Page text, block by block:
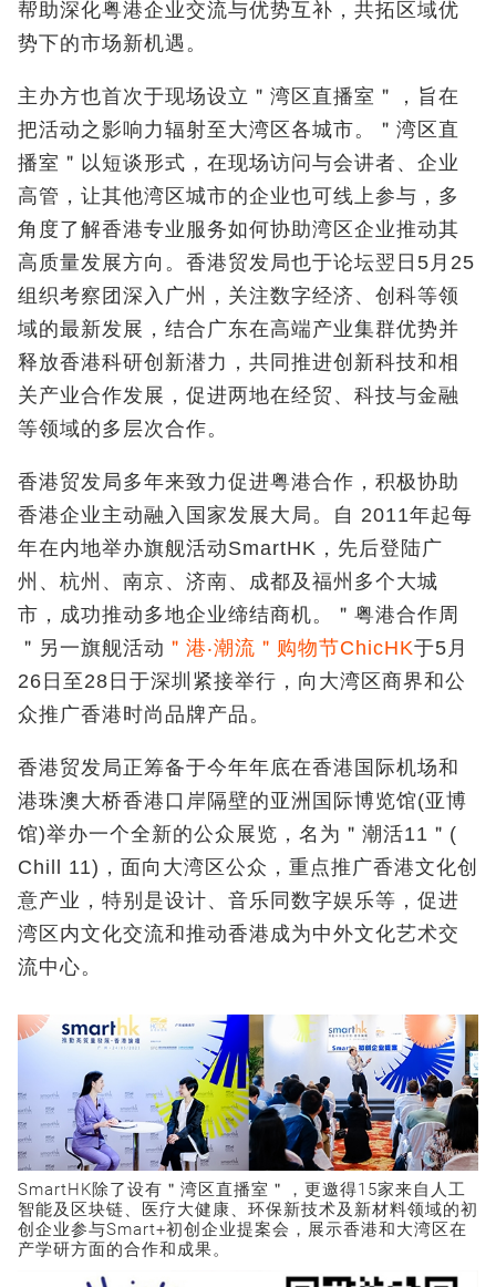
帮助深化粤港企业交流与优势互补，共拓区域优
势下的市场新机遇。
主办方也首次于现场设立＂湾区直播室＂，旨在
把活动之影响力辐射至大湾区各城市。＂湾区直
播室＂以短谈形式，在现场访问与会讲者、企业
高管，让其他湾区城市的企业也可线上参与，多
角度了解香港专业服务如何协助湾区企业推动其
高质量发展方向。香港贸发局也于论坛翌日5月25
组织考察团深入广州，关注数字经济、创科等领
域的最新发展，结合广东在高端产业集群优势并
释放香港科研创新潜力，共同推进创新科技和相
关产业合作发展，促进两地在经贸、科技与金融
等领域的多层次合作。
香港贸发局多年来致力促进粤港合作，积极协助
香港企业主动融入国家发展大局。自 2011年起每
年在内地举办旗舰活动SmartHK，先后登陆广
州、杭州、南京、济南、成都及福州多个大城
市，成功推动多地企业缔结商机。＂粤港合作周
＂另一旗舰活动 ＂港‧潮流＂购物节ChicHK于5月
26日至28日于深圳紧接举行，向大湾区商界和公
众推广香港时尚品牌产品。
香港贸发局正筹备于今年年底在香港国际机场和
港珠澳大桥香港口岸隔壁的亚洲国际博览馆(亚博
馆)举办一个全新的公众展览，名为＂潮活11＂(
Chill 11)，面向大湾区公众，重点推广香港文化创
意产业，特别是设计、音乐同数字娱乐等，促进
湾区内文化交流和推动香港成为中外文化艺术交
流中心。
SmartHK除了设有＂湾区直播室＂，更邀得15家来自人工
智能及区块链、医疗大健康、环保新技术及新材料领域的初
创企业参与Smart+初创企业提案会，展示香港和大湾区在
产学研方面的合作和成果。